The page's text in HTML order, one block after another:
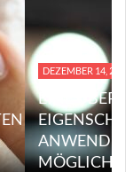
DEZEMBER 14, 2023
EINE
MÖGLICHE